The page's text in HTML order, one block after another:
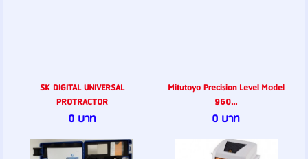
SK DIGITAL UNIVERSAL
PROTRACTOR
0 บาท
Mitutoyo Precision Level Model
960...
0 บาท